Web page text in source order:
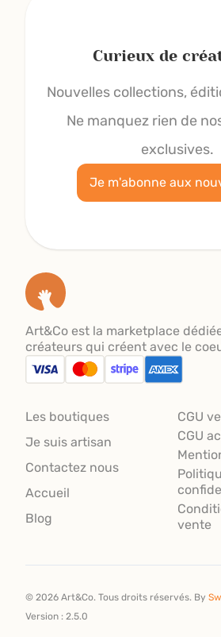
Curieux de
Nouvelles collections,
Ne manquez rien de
exclusives.
Je m'abonne aux
Art&Co est la marketplace
créateurs qui créent avec le
Les boutiques
Je suis artisan
Contactez nous
Accueil
Blog
CGU
CGU
vente
© 2026 Art&Co. Tous droits réservés. By
Version : 2.5.0